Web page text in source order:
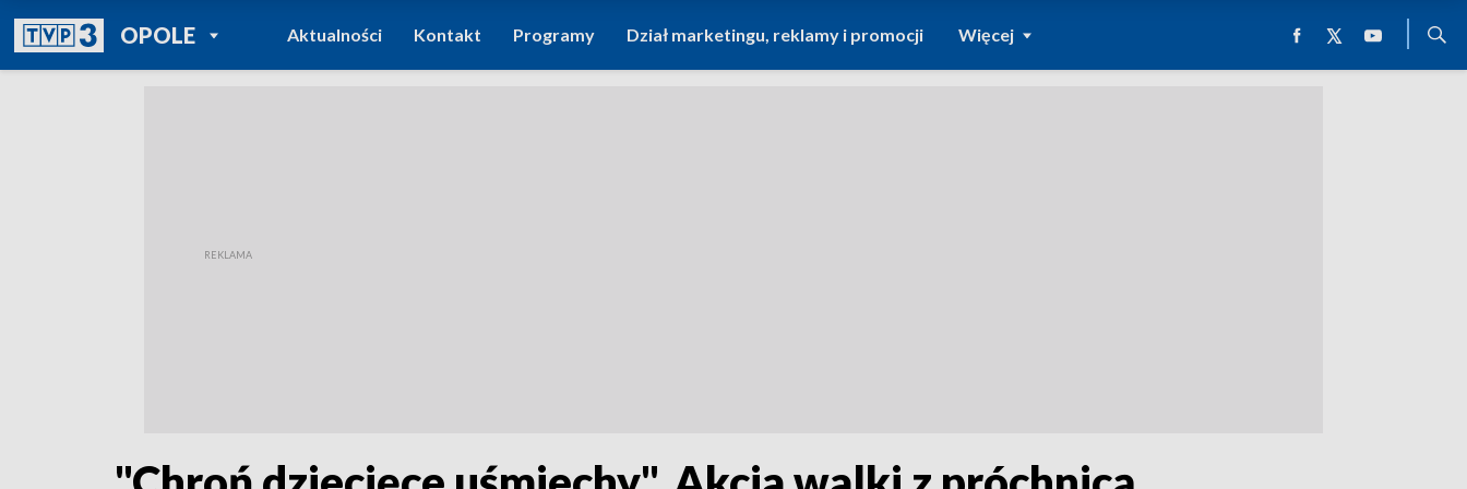
OPOLEPOWRÓT DO
TVP REGIONY
Aktualności Kontakt Programy Dział marketingu, reklamy i promocji Więcej